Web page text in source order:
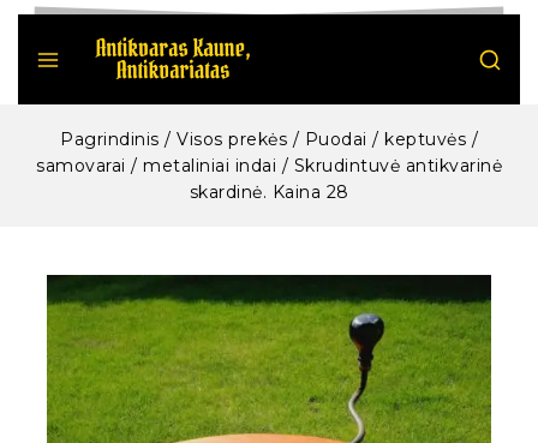
Pagrindinis / Visos prekės / Puodai / keptuvės /
samovarai / metaliniai indai / Skrudintuvė antikvarinė
skardinė. Kaina 28